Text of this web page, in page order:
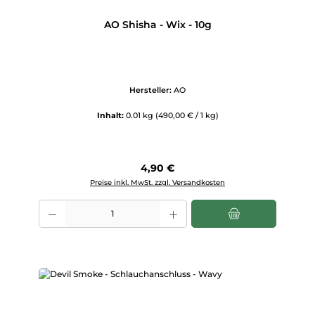
AO Shisha - Wix - 10g
Hersteller: AO
Inhalt: 0.01 kg (490,00 € / 1 kg)
Regulärer Preis:
4,90 €
Preise inkl. MwSt. zzgl. Versandkosten
Produkt Anzahl: Gib den gewünschten Wert ein oder benutze die